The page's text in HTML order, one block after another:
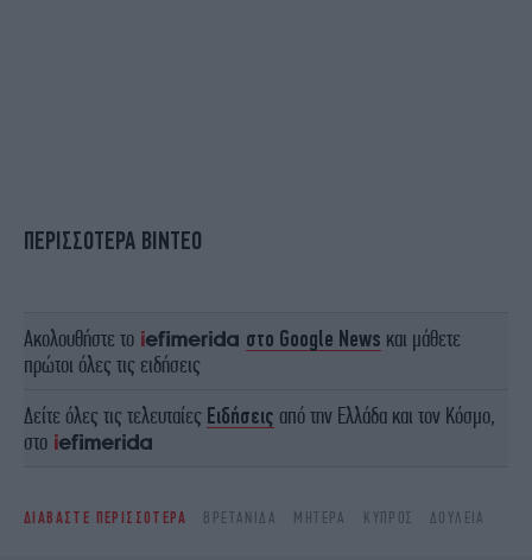
ΠΕΡΙΣΣΟΤΕΡΑ ΒΙΝΤΕΟ
Ακολουθήστε το στο Google News και μάθετε
πρώτοι όλες τις ειδήσεις
Δείτε όλες τις τελευταίες Ειδήσεις από την Ελλάδα και τον Κόσμο,
στο
ΔΙΑΒΑΣΤΕ ΠΕΡΙΣΣΟΤΕΡΑ ΒΡΕΤΑΝΊΔΑ ΜΗΤΈΡΑ ΚΎΠΡΟΣ ΔΟΥΛΕΙΆ